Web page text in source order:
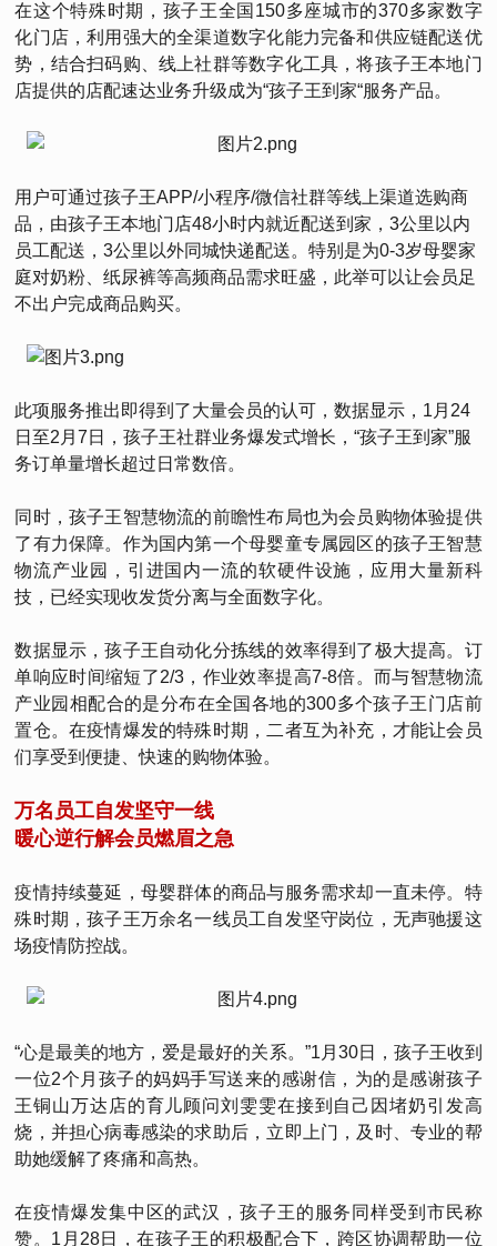
在这个特殊时期，孩子王全国150多座城市的370多家数字
化门店，利用强大的全渠道数字化能力完备和供应链配送优
势，结合扫码购、线上社群等数字化工具，将孩子王本地门
店提供的店配速达业务升级成为“孩子王到家“服务产品。
用户可通过孩子王APP/小程序/微信社群等线上渠道选购商
品，由孩子王本地门店48小时内就近配送到家，3公里以内
员工配送，3公里以外同城快递配送。特别是为0-3岁母婴家
庭对奶粉、纸尿裤等高频商品需求旺盛，此举可以让会员足
不出户完成商品购买。
此项服务推出即得到了大量会员的认可，数据显示，1月24
日至2月7日，孩子王社群业务爆发式增长，“孩子王到家”服
务订单量增长超过日常数倍。
同时，孩子王智慧物流的前瞻性布局也为会员购物体验提供
了有力保障。作为国内第一个母婴童专属园区的孩子王智慧
物流产业园，引进国内一流的软硬件设施，应用大量新科
技，已经实现收发货分离与全面数字化。
数据显示，孩子王自动化分拣线的效率得到了极大提高。订
单响应时间缩短了2/3，作业效率提高7-8倍。而与智慧物流
产业园相配合的是分布在全国各地的300多个孩子王门店前
置仓。在疫情爆发的特殊时期，二者互为补充，才能让会员
们享受到便捷、快速的购物体验。
万名员工自发坚守一线
暖心逆行解会员燃眉之急
疫情持续蔓延，母婴群体的商品与服务需求却一直未停。特
殊时期，孩子王万余名一线员工自发坚守岗位，无声驰援这
场疫情防控战。
“心是最美的地方，爱是最好的关系。”1月30日，孩子王收到
一位2个月孩子的妈妈手写送来的感谢信，为的是感谢孩子
王铜山万达店的育儿顾问刘雯雯在接到自己因堵奶引发高
烧，并担心病毒感染的求助后，立即上门，及时、专业的帮
助她缓解了疼痛和高热。
在疫情爆发集中区的武汉，孩子王的服务同样受到市民称
赞。1月28日，在孩子王的积极配合下，跨区协调帮助一位